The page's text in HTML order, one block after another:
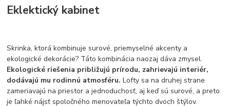
Eklektický kabinet
Skrinka, ktorá kombinuje surové, priemyselné akcenty a
ekologické dekorácie? Táto kombinácia naozaj dáva zmysel.
Ekologické riešenia približujú prírodu, zahrievajú interiér,
dodávajú mu rodinnú atmosféru.Lofty sa na druhej strane
zameriavajú na priestor a jednoduchosť, aj keď sú surové, a preto
je ľahké nájsť spoločného menovateľa týchto dvoch štýlov.